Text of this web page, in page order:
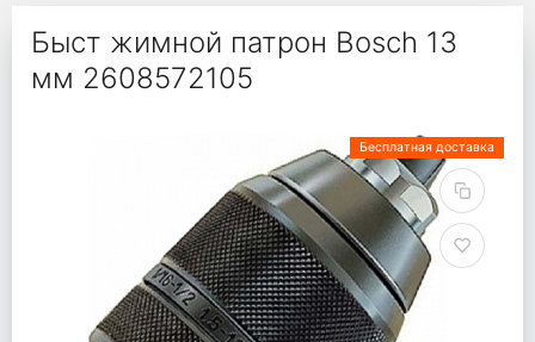
Быст жимной патрон Bosch 13
мм 2608572105
Бесплатная доставка